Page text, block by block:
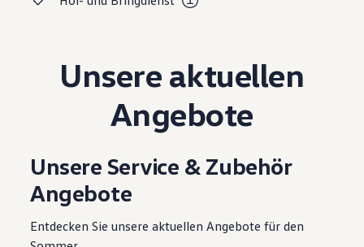
Unsere aktuellen
Angebote
Unsere Service & Zubehör
Angebote
Entdecken Sie unsere aktuellen Angebote für den